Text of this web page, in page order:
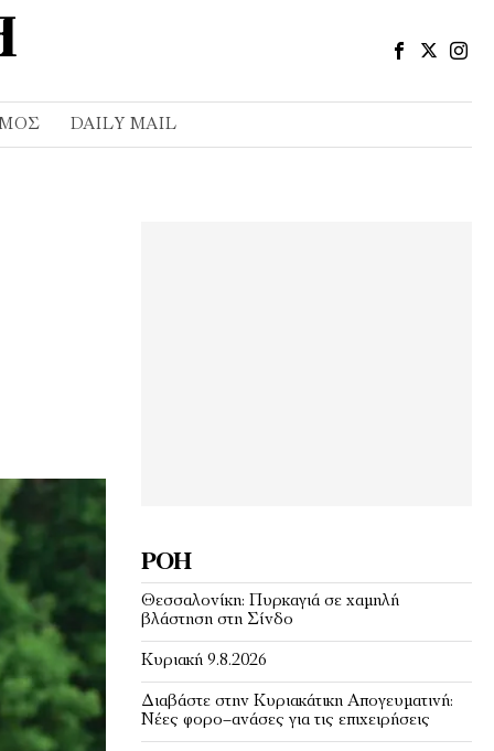
DAILY MAIL
ΡΟΉ
Θεσσαλονίκη: Πυρκαγιά σε χαμηλή
βλάστηση στη Σίνδο
Κυριακή 9.8.2026
Διαβάστε στην Κυριακάτικη Απογευματινή:
Νέες φορο–ανάσες για τις επιχειρήσεις